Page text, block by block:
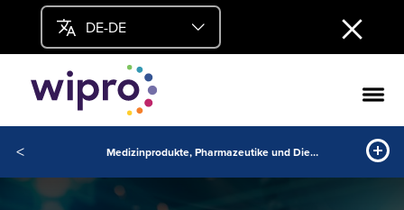
DE-DE
< Medizinprodukte, Pharmazeutike und Dienstleistungen (MDPS) von Wipro